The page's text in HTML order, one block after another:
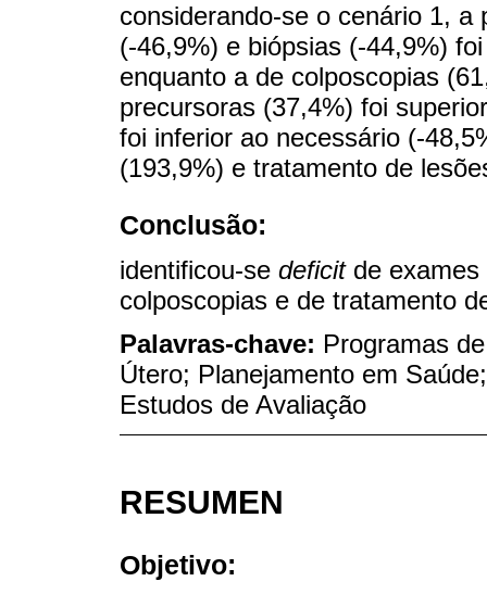
considerando-se o cenário 1,
(-46,9%) e biópsias (-44,9%)
enquanto a de colposcopias
precursoras (37,4%) foi
foi inferior ao necessário (-
(193,9%) e tratamento de
Conclusão:
identificou-se deficitde exames
colposcopias e de tratamento
Palavras-chave: Programas
Útero; Planejamento em
Estudos de Avaliação
RESUMEN
Objetivo: